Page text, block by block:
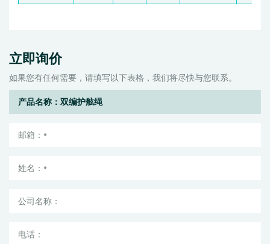
立即询价
如果您有任何需要，请填写以下表格，我们将尽快与您联系。